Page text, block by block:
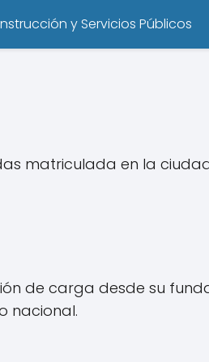
y Servicios Públicos
matriculada en la
de carga desde su
nacional.